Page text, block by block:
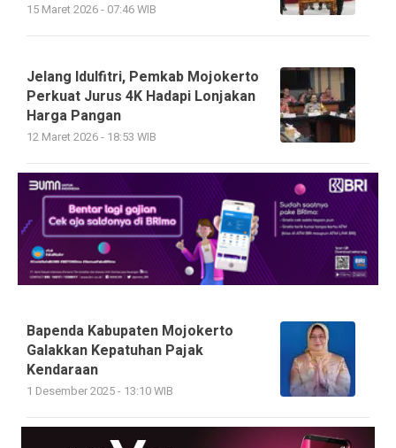
15 Maret 2026 - 07:46 WIB
Jelang Idulfitri, Pemkab Mojokerto
Perkuat Jurus 4K Hadapi Lonjakan
Harga Pangan
12 Maret 2026 - 18:53 WIB
Bapenda Kabupaten Mojokerto
Galakkan Kepatuhan Pajak
Kendaraan
1 Desember 2025 - 13:10 WIB